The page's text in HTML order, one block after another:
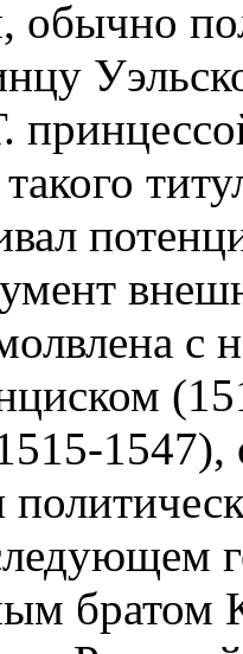
обычно
с
1547),
братом